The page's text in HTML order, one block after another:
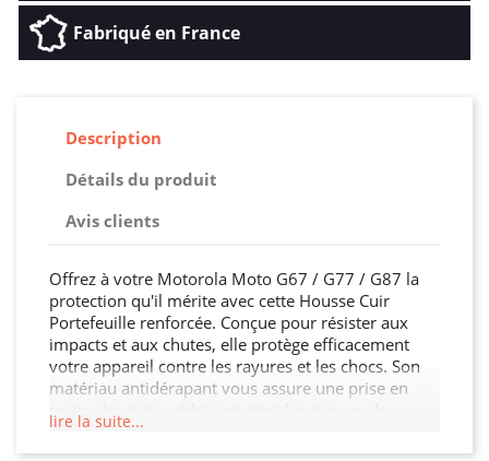
Fabriqué en France
Description
Détails du produit
Avis clients
Offrez à votre Motorola Moto G67 / G77 / G87 la
protection qu'il mérite avec cette Housse Cuir
Portefeuille renforcée. Conçue pour résister aux
impacts et aux chutes, elle protège efficacement
votre appareil contre les rayures et les chocs. Son
matériau antidérapant vous assure une prise en
glissement. Avec son design élégant et ses
découpes précises, cette Housse Cuir Portefeuille
lire la suite...